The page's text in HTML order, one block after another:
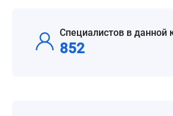
Специалистов в данной
852